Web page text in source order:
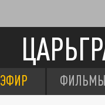
ЭФИР ФИЛЬМЫ